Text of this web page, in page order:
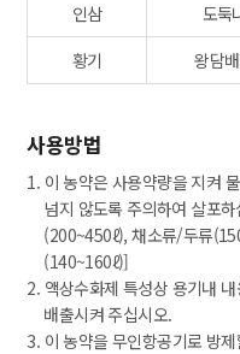
인삼
도둑
황기
왕담
사용방법
1. 이 농약은 사용약량을 지켜
넘지 않도록 주의하여 살포
(200~450ℓ), 채소류/두류
(140~160ℓ)]
2. 액상수화제 특성상 용기내
배출시켜 주십시오.
3. 이 농약을 무인항공기로 방